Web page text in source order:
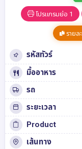
โปรแกรมย่อ 1
รายล
รหัสทัวร์
มื้ออาหาร
รถ
ระยะเวลา
Product
เส้นทาง